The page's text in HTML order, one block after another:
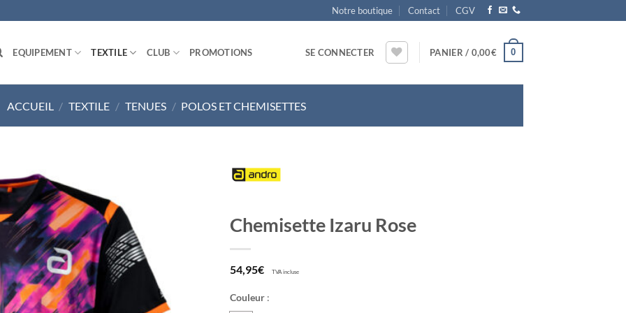
Notre boutique Contact CGV
EQUIPEMENT TEXTILE CLUB PROMOTIONS SE CONNECTER PANIER / 0,00€ 0
ACCUEIL / TEXTILE / TENUES / POLOS ET CHEMISETTES
Chemisette Izaru Rose
54,95€ TVA incluse
Couleur :